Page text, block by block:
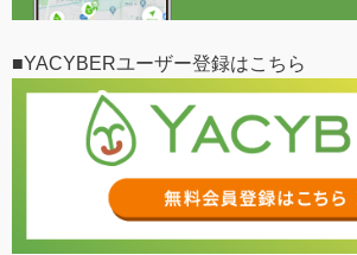
■YACYBERユーザー登録はこちら